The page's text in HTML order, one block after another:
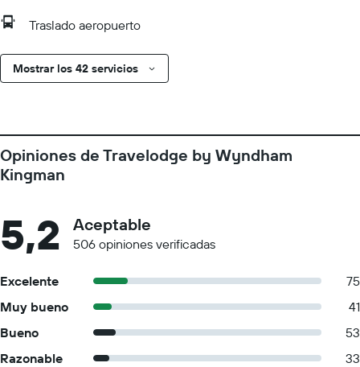
Traslado aeropuerto
Mostrar los 42 servicios
Opiniones de Travelodge by Wyndham
Kingman
5,2 Aceptable
506 opiniones verificadas
Excelente
75
Muy bueno
41
Bueno
53
Razonable
33